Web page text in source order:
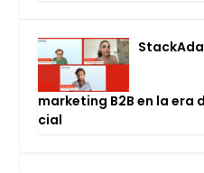
mar­ke­ting B2B en la
cial